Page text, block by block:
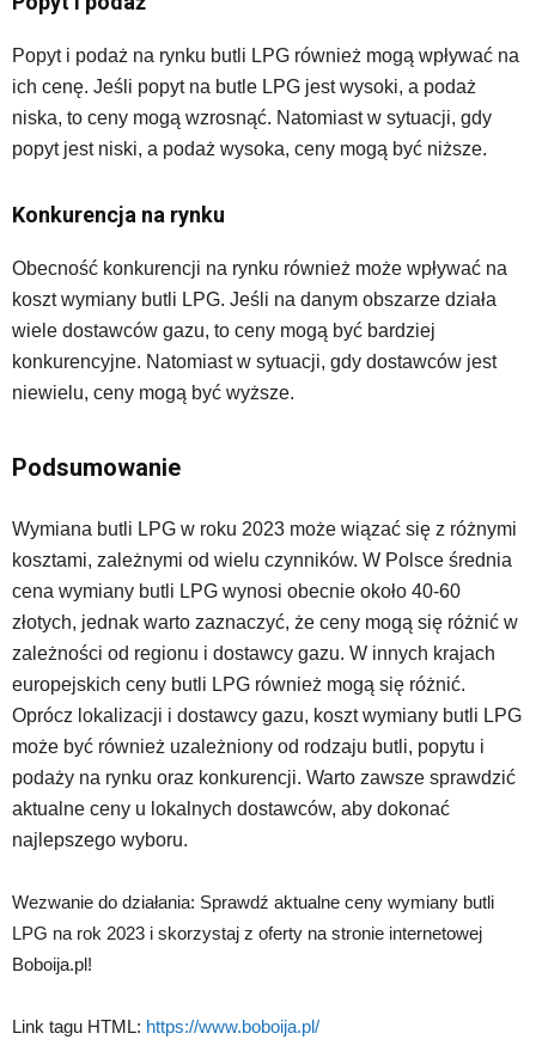
Popyt i podaż na rynku butli LPG również mogą wpływać na
ich cenę. Jeśli popyt na butle LPG jest wysoki, a podaż
niska, to ceny mogą wzrosnąć. Natomiast w sytuacji, gdy
popyt jest niski, a podaż wysoka, ceny mogą być niższe.
Konkurencja na rynku
Obecność konkurencji na rynku również może wpływać na
koszt wymiany butli LPG. Jeśli na danym obszarze działa
wiele dostawców gazu, to ceny mogą być bardziej
konkurencyjne. Natomiast w sytuacji, gdy dostawców jest
niewielu, ceny mogą być wyższe.
Podsumowanie
Wymiana butli LPG w roku 2023 może wiązać się z różnymi
kosztami, zależnymi od wielu czynników. W Polsce średnia
cena wymiany butli LPG wynosi obecnie około 40-60
złotych, jednak warto zaznaczyć, że ceny mogą się różnić w
zależności od regionu i dostawcy gazu. W innych krajach
europejskich ceny butli LPG również mogą się różnić.
Oprócz lokalizacji i dostawcy gazu, koszt wymiany butli LPG
może być również uzależniony od rodzaju butli, popytu i
podaży na rynku oraz konkurencji. Warto zawsze sprawdzić
aktualne ceny u lokalnych dostawców, aby dokonać
najlepszego wyboru.
Wezwanie do działania: Sprawdź aktualne ceny wymiany butli
LPG na rok 2023 i skorzystaj z oferty na stronie internetowej
Boboija.pl!
Link tagu HTML: https://www.boboija.pl/